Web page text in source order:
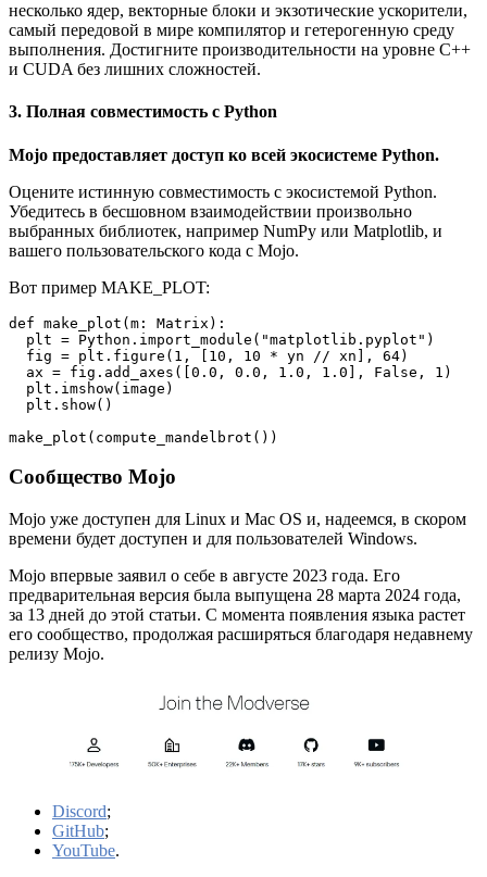
несколько ядер, векторные блоки и экзотические ускорители,
самый передовой в мире компилятор и гетерогенную среду
выполнения. Достигните производительности на уровне C++
и CUDA без лишних сложностей.
3. Полная совместимость с Python
Mojo предоставляет доступ ко всей экосистеме Python.
Оцените истинную совместимость с экосистемой Python.
Убедитесь в бесшовном взаимодействии произвольно
выбранных библиотек, например NumPy или Matplotlib, и
вашего пользовательского кода с Mojo.
Вот пример MAKE_PLOT:
def make_plot(m: Matrix):
  plt = Python.import_module("matplotlib.pyplot")
  fig = plt.figure(1, [10, 10 * yn // xn], 64)
  ax = fig.add_axes([0.0, 0.0, 1.0, 1.0], False, 1)
  plt.imshow(image)
  plt.show()
make_plot(compute_mandelbrot())
Сообщество Mojo
Mojo уже доступен для Linux и Mac OS и, надеемся, в скором
времени будет доступен и для пользователей Windows.
Mojo впервые заявил о себе в августе 2023 года. Его
предварительная версия была выпущена 28 марта 2024 года,
за 13 дней до этой статьи. С момента появления языка растет
его сообщество, продолжая расширяться благодаря недавнему
релизу Mojo.
Discord;
GitHub;
YouTube.